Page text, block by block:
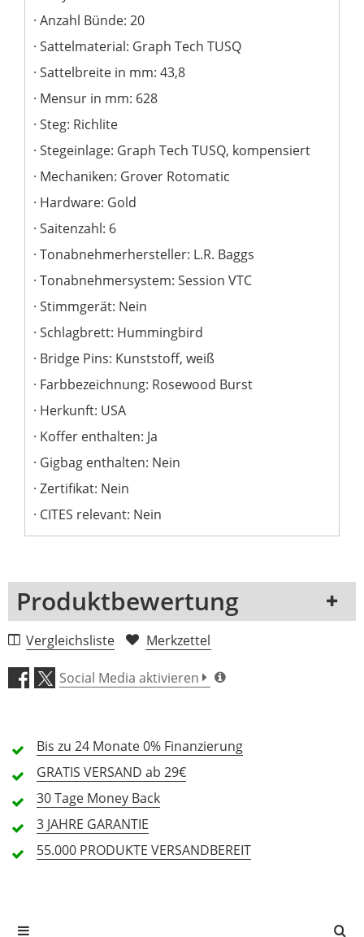
Anzahl Bünde: 20
Sattelmaterial: Graph Tech TUSQ
Sattelbreite in mm: 43,8
Mensur in mm: 628
Steg: Richlite
Stegeinlage: Graph Tech TUSQ, kompensiert
Mechaniken: Grover Rotomatic
Hardware: Gold
Saitenzahl: 6
Tonabnehmerhersteller: L.R. Baggs
Tonabnehmersystem: Session VTC
Stimmgerät: Nein
Schlagbrett: Hummingbird
Bridge Pins: Kunststoff, weiß
Farbbezeichnung: Rosewood Burst
Herkunft: USA
Koffer enthalten: Ja
Gigbag enthalten: Nein
Zertifikat: Nein
CITES relevant: Nein
Produktbewertung
1 Rezension
5 Sterne
4 Sterne
2 Sterne
1 Sterne
Alle Sprachen
Vergleichsliste Merkzettel
Social Media aktivieren
Bis zu 24 Monate0% Finanzierung
GRATIS VERSAND ab 29€
30 Tage Money Back
3 JAHRE GARANTIE
55.000 PRODUKTE VERSANDBEREIT